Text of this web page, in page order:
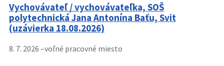
Vychovávateľ / vychovávateľka, SOŠ
polytechnická Jana Antonína Baťu, Svit
(uzávierka 18.08.2026)
8. 7. 2026 –voľné pracovné miesto